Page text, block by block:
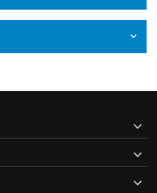


